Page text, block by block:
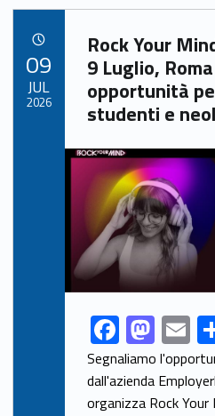
b
o
o
k
d
o
n
l
Link identifier archive #link-archive-76497
Rock Your
9 Luglio,
opportunità
studenti e
Link identifier archive #link-archive-thumb-soap-84219
Link identifier share facebook archive #share-link-archive-67433F
ac
e
M
as
to
E
m
ai
Segnaliamo
dall'azienda
organizza Rock Your
09
JUL
2026